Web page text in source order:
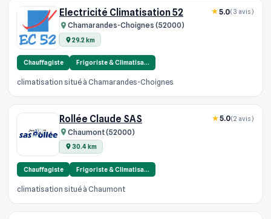
Electricité Climatisation 52
Chamarandes-Choignes (52000)
29.2 km
5.0(3 avis)
Chauffagiste Frigoriste & Climatisa…
climatisation situé à Chamarandes-Choignes
Rollée Claude SAS
Chaumont (52000)
30.4 km
5.0(2 avis)
Chauffagiste Frigoriste & Climatisa…
climatisation situé à Chaumont